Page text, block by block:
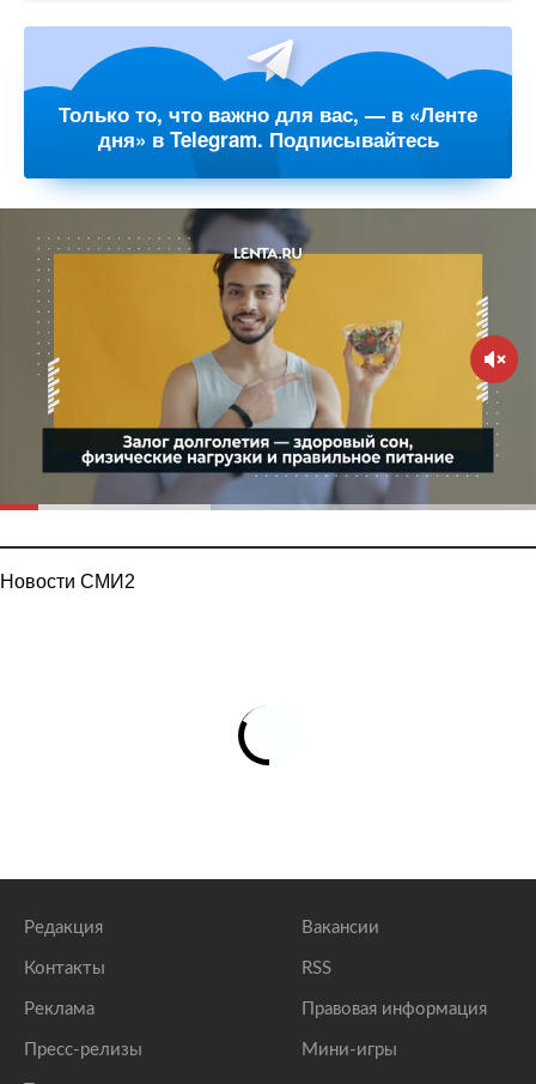
Только то, что важно для вас, — в «Ленте
дня» в Telegram. Подписывайтесь
Новости СМИ2
Редакция
Контакты
Реклама
Пресс-релизы
Вакансии
RSS
Правовая информация
Мини-игры